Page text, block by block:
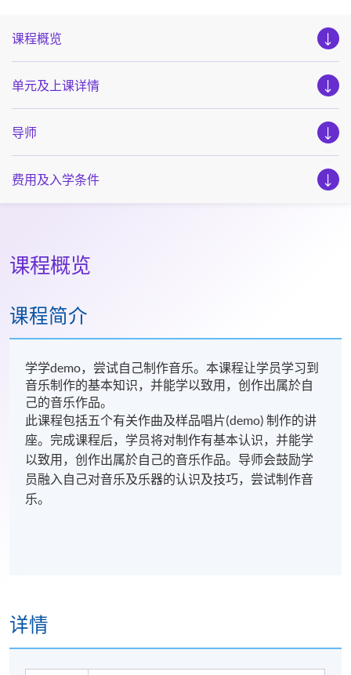
课程概览
单元及上课详情
导师
费用及入学条件
课程概览
课程简介
学学demo，尝试自己制作音乐。本课程让学员学习到
音乐制作的基本知识，并能学以致用，创作出属於自
己的音乐作品。
此课程包括五个有关作曲及样品唱片(demo) 制作的讲
座。完成课程后，学员将对制作有基本认识，并能学
以致用，创作出属於自己的音乐作品。导师会鼓励学
员融入自己对音乐及乐器的认识及技巧，尝试制作音
乐。
详情